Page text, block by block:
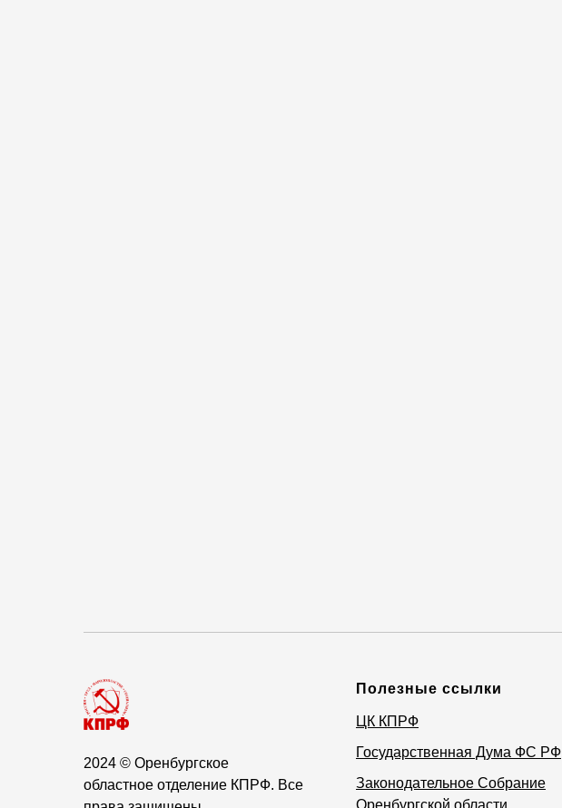
2024 © Оренбургское
областное отделение КПРФ. Все
Полезные ссылки
ЦК КПРФ
Государственная Дума ФС РФ
Законодательное Собрание
Оренбургской области